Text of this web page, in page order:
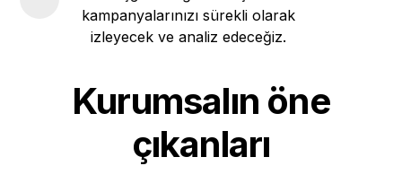
kampanyalarınızı sürekli olarak
izleyecek ve analiz edeceğiz.
Kurumsalın öne
çıkanları